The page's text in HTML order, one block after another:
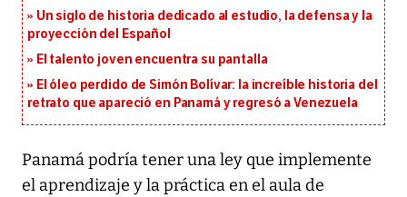
Un siglo de historia dedicado al estudio, la defensa y la
proyección del Español
El talento joven encuentra su pantalla​
El óleo perdido de Simón Bolívar: la increíble historia del
retrato que apareció en Panamá y regresó a Venezuela
Panamá podría tener una ley que implemente
el aprendizaje y la práctica en el aula de